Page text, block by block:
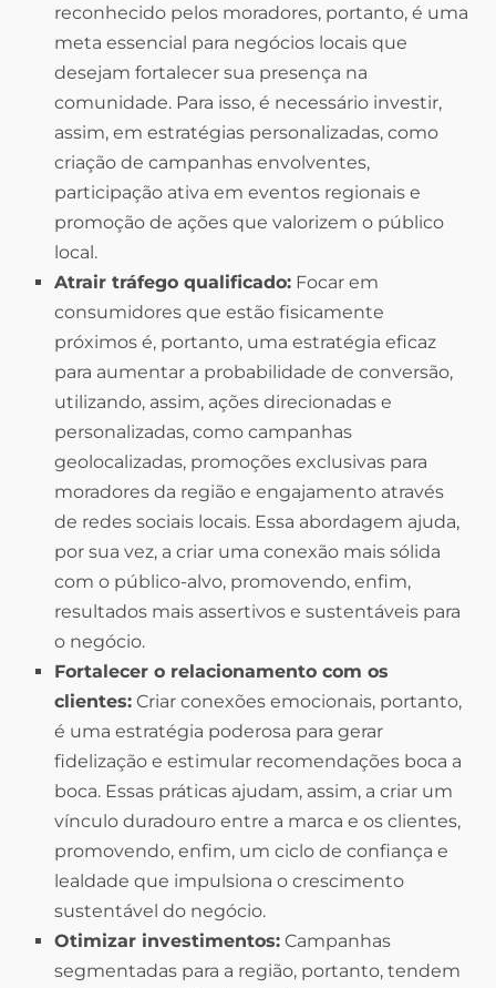
reconhecido pelos moradores, portanto, é uma
meta essencial para negócios locais que
desejam fortalecer sua presença na
comunidade. Para isso, é necessário investir,
assim, em estratégias personalizadas, como
criação de campanhas envolventes,
participação ativa em eventos regionais e
promoção de ações que valorizem o público
local.
Atrair tráfego qualificado: Focar em
consumidores que estão fisicamente
próximos é, portanto, uma estratégia eficaz
para aumentar a probabilidade de conversão,
utilizando, assim, ações direcionadas e
personalizadas, como campanhas
geolocalizadas, promoções exclusivas para
moradores da região e engajamento através
de redes sociais locais. Essa abordagem ajuda,
por sua vez, a criar uma conexão mais sólida
com o público-alvo, promovendo, enfim,
resultados mais assertivos e sustentáveis para
o negócio.
Fortalecer o relacionamento com os
clientes: Criar conexões emocionais, portanto,
é uma estratégia poderosa para gerar
fidelização e estimular recomendações boca a
boca. Essas práticas ajudam, assim, a criar um
vínculo duradouro entre a marca e os clientes,
promovendo, enfim, um ciclo de confiança e
lealdade que impulsiona o crescimento
sustentável do negócio.
Otimizar investimentos: Campanhas
segmentadas para a região, portanto, tendem